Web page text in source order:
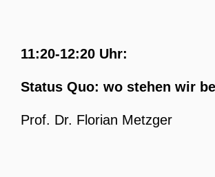
11:20-12:20 Uhr:
Status Quo: wo stehen wir
Prof. Dr. Florian Metzger